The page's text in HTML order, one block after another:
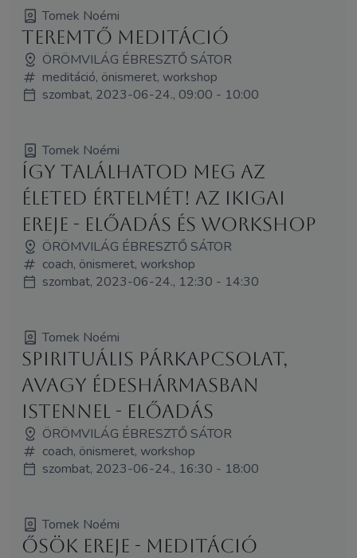
Tomek Noémi
Teremtő meditáció
ÖRÖMVILÁG ÉBRESZTŐ SÁTOR
meditáció, önismeret, workshop
szombat, 2023-06-24., 09:00 - 10:00
Tomek Noémi
Így találhatod meg az
életed értelmét! Az IKIGAI
ereje - előadás és workshop
ÖRÖMVILÁG ÉBRESZTŐ SÁTOR
coach, önismeret, workshop
szombat, 2023-06-24., 12:30 - 14:30
Tomek Noémi
Spirituális párkapcsolat,
avagy édeshármasban
Istennel - előadás
ÖRÖMVILÁG ÉBRESZTŐ SÁTOR
coach, önismeret, workshop
szombat, 2023-06-24., 16:30 - 18:00
Tomek Noémi
Ősök ereje - meditáció